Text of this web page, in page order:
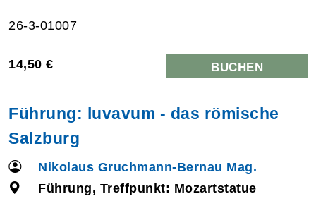
26-3-01007
14,50 € BUCHEN
Führung: luvavum - das römische
Salzburg
Nikolaus Gruchmann-Bernau Mag.
Führung, Treffpunkt: Mozartstatue